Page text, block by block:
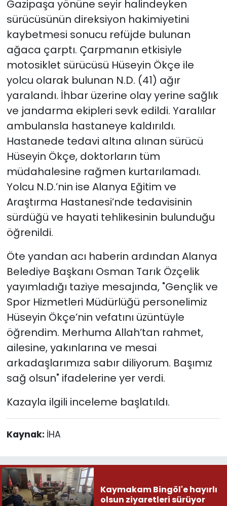
Gazipaşa yönüne seyir halindeyken
sürücüsünün direksiyon hakimiyetini
kaybetmesi sonucu refüjde bulunan
ağaca çarptı. Çarpmanın etkisiyle
motosiklet sürücüsü Hüseyin Ökçe ile
yolcu olarak bulunan N.D. (41) ağır
yaralandı. İhbar üzerine olay yerine sağlık
ve jandarma ekipleri sevk edildi. Yaralılar
ambulansla hastaneye kaldırıldı.
Hastanede tedavi altına alınan sürücü
Hüseyin Ökçe, doktorların tüm
müdahalesine rağmen kurtarılamadı.
Yolcu N.D.’nin ise Alanya Eğitim ve
Araştırma Hastanesi’nde tedavisinin
sürdüğü ve hayati tehlikesinin bulunduğu
öğrenildi.
Öte yandan acı haberin ardından Alanya
Belediye Başkanı Osman Tarık Özçelik
yayımladığı taziye mesajında, "Gençlik ve
Spor Hizmetleri Müdürlüğü personelimiz
Hüseyin Ökçe’nin vefatını üzüntüyle
öğrendim. Merhuma Allah’tan rahmet,
ailesine, yakınlarına ve mesai
arkadaşlarımıza sabır diliyorum. Başımız
sağ olsun" ifadelerine yer verdi.
Kazayla ilgili inceleme başlatıldı.
Kaynak: İHA
Kaymakam Bingöl'e hayırlı
olsun ziyaretleri sürüyor